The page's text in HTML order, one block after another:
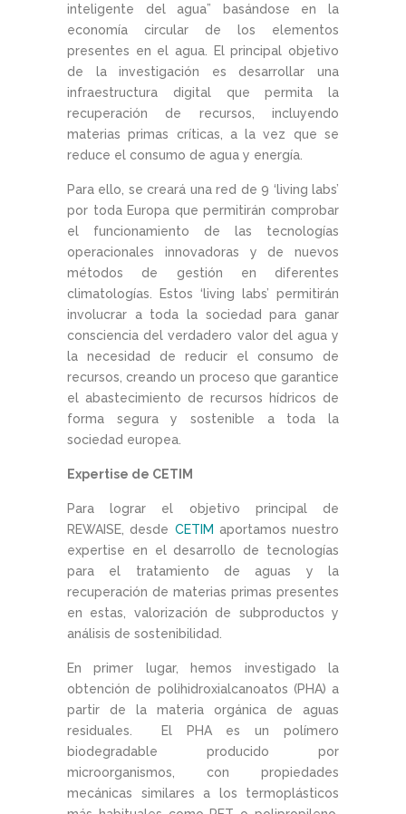
inteligente del agua” basándose en la
economía circular de los elementos
presentes en el agua. El principal objetivo
de la investigación es desarrollar una
infraestructura digital que permita la
recuperación de recursos, incluyendo
materias primas críticas, a la vez que se
reduce el consumo de agua y energía.
Para ello, se creará una red de 9 ‘living labs’
por toda Europa que permitirán comprobar
el funcionamiento de las tecnologías
operacionales innovadoras y de nuevos
métodos de gestión en diferentes
climatologías. Estos ‘living labs’ permitirán
involucrar a toda la sociedad para ganar
consciencia del verdadero valor del agua y
la necesidad de reducir el consumo de
recursos, creando un proceso que garantice
el abastecimiento de recursos hídricos de
forma segura y sostenible a toda la
sociedad europea.
Expertise de CETIM
Para lograr el objetivo principal de
REWAISE, desde CETIM aportamos nuestro
expertise en el desarrollo de tecnologías
para el tratamiento de aguas y la
recuperación de materias primas presentes
en estas, valorización de subproductos y
análisis de sostenibilidad.
En primer lugar, hemos investigado la
obtención de polihidroxialcanoatos (PHA) a
partir de la materia orgánica de aguas
residuales. El PHA es un polímero
biodegradable producido por
microorganismos, con propiedades
mecánicas similares a los termoplásticos